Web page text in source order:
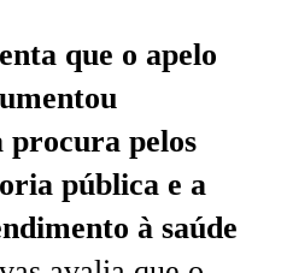
que o apelo
procura pelos
pública e a
à saúde